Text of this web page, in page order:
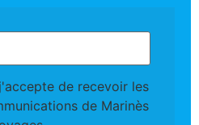
de recevoir les
de Marinès